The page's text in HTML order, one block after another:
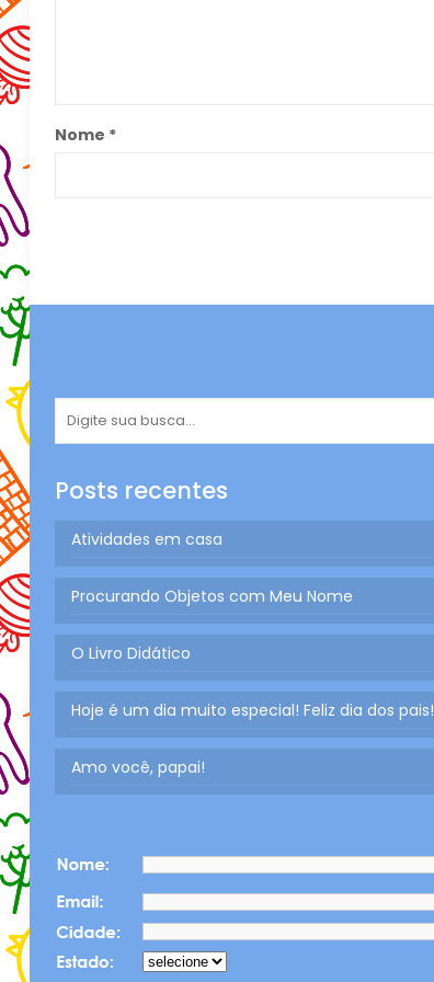
Nome *
Posts recentes
Atividades em casa
Procurando Objetos com Meu Nome
O Livro Didático
Hoje é um dia muito especial! Feliz dia dos pais!
Amo você, papai!